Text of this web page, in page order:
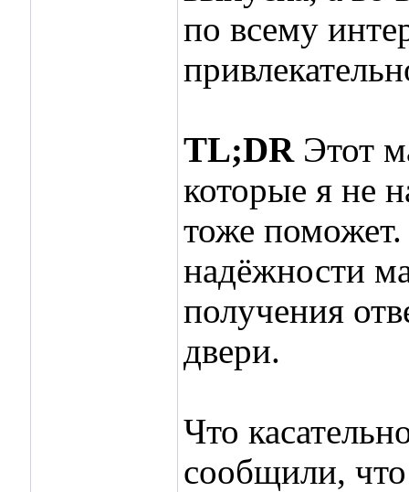
по всему
TL;DRЭтот
которые я не
тоже
надёжности
получения
двери.
Что
сообщили, что